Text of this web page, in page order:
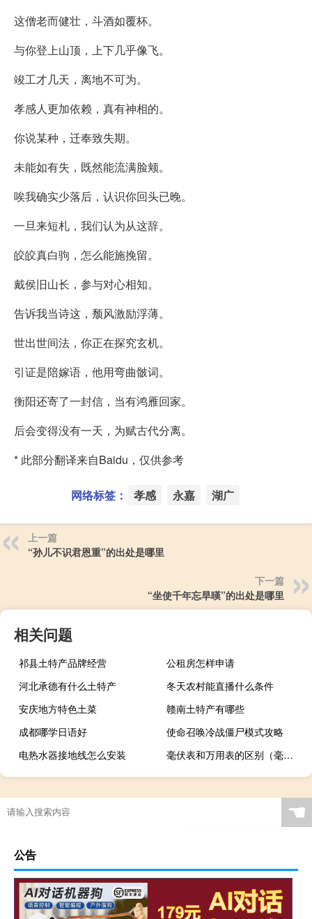
这僧老而健壮，斗酒如覆杯。
与你登上山顶，上下几乎像飞。
竣工才几天，离地不可为。
孝感人更加依赖，真有神相的。
你说某种，迁奉致失期。
未能如有失，既然能流满脸颊。
唉我确实少落后，认识你回头已晚。
一旦来短札，我们认为从这辞。
皎皎真白驹，怎么能施挽留。
戴侯旧山长，参与对心相知。
告诉我当诗这，颓风激励浮薄。
世出世间法，你正在探究玄机。
引证是陪嫁语，他用弯曲骳词。
衡阳还寄了一封信，当有鸿雁回家。
后会变得没有一天，为赋古代分离。
* 此部分翻译来自Baidu，仅供参考
网络标签： 孝感 永嘉 湖广
上一篇
“孙儿不识君恩重”的出处是哪里
下一篇
“坐使千年忘旱暵”的出处是哪里
相关问题
祁县土特产品牌经营
公租房怎样申请
河北承德有什么土特产
冬天农村能直播什么条件
安庆地方特色土菜
赣南土特产有哪些
成都哪学日语好
使命召唤冷战僵尸模式攻略
电热水器接地线怎么安装
毫伏表和万用表的区别（毫伏表）
☚
公告